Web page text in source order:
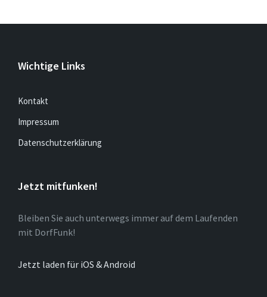
Wichtige Links
Kontakt
Impressum
Datenschutzerklärung
Jetzt mitfunken!
Bleiben Sie auch unterwegs immer auf dem Laufenden
mit DorfFunk!
Jetzt laden für iOS & Android